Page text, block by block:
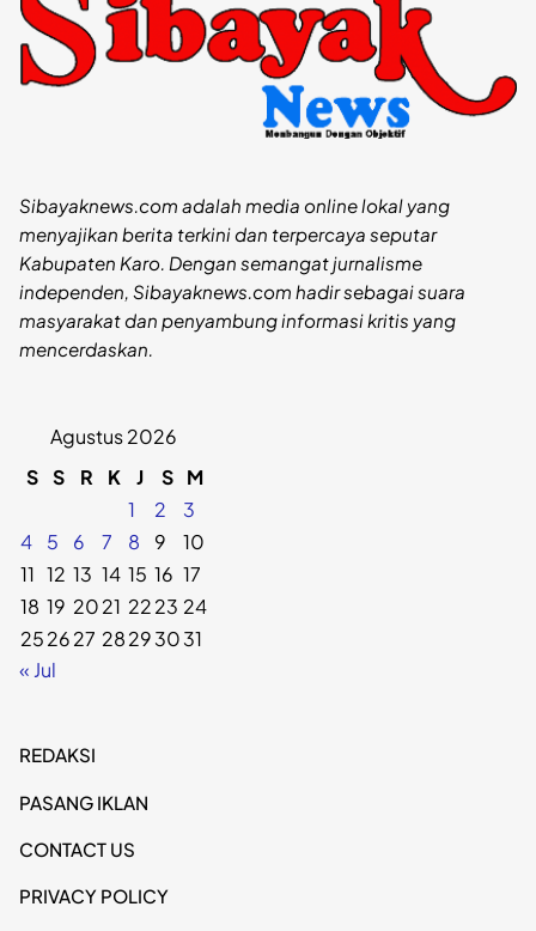
Sibayaknews.com adalah media online lokal yang
menyajikan berita terkini dan terpercaya seputar
Kabupaten Karo. Dengan semangat jurnalisme
independen, Sibayaknews.com hadir sebagai suara
masyarakat dan penyambung informasi kritis yang
mencerdaskan.
Agustus 2026
S S R K J S M
1
2
3
4
5 6 7 8 9
10
11 12 13 14 15 16 17
18 19 2021 2223 24
252627 28293031
« Jul
REDAKSI
PASANG IKLAN
CONTACT US
PRIVACY POLICY